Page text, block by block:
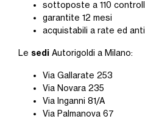
sottoposte a 110
garantite 12 mesi
acquistabili a rate ed
Le sedi Autorigoldi a Milano:
Via Gallarate 253
Via Novara 235
Via Inganni 81/A
Via Palmanova 67